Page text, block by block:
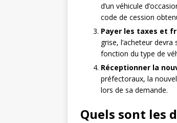
d’un véhicule
code de cession
Payer les taxes et
grise, l’acheteur
fonction du type de
Réceptionner la
préfectoraux, la
lors de sa demande.
Quels sont les